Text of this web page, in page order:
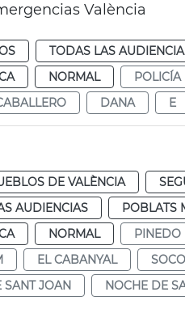
València
TODAS LAS
NORMAL POLICÍA
DANA E
DE VALÈNCIA
AUDIENCIAS POBLATS
NORMAL PINEDO
EL CABANYAL
SANT JOAN NOCHE DE